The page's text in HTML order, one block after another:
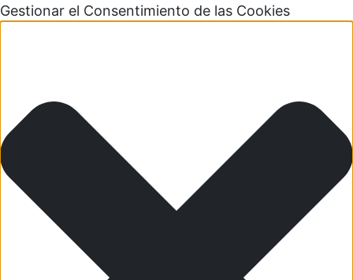
Gestionar el Consentimiento de las Cookies